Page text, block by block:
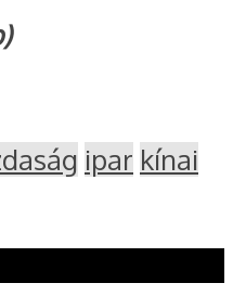
ipar kínai